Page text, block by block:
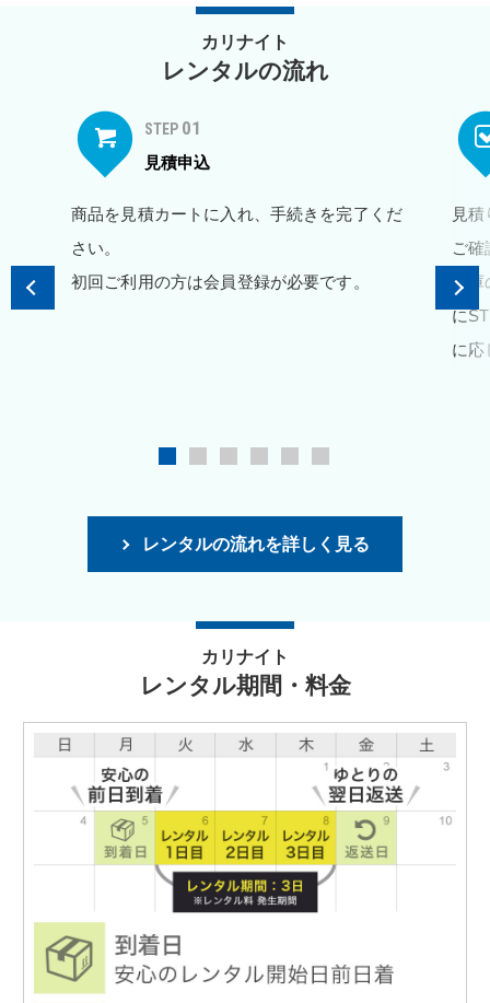
カリナイト
レンタルの流れ
STEP 01
見積申込
商品を見積カートに入れ、手続きを完了くだ
さい。
初回ご利用の方は会員登録が必要です。
見
ご確
在
に
に応
レンタルの流れを詳しく見る
カリナイト
レンタル期間・料金